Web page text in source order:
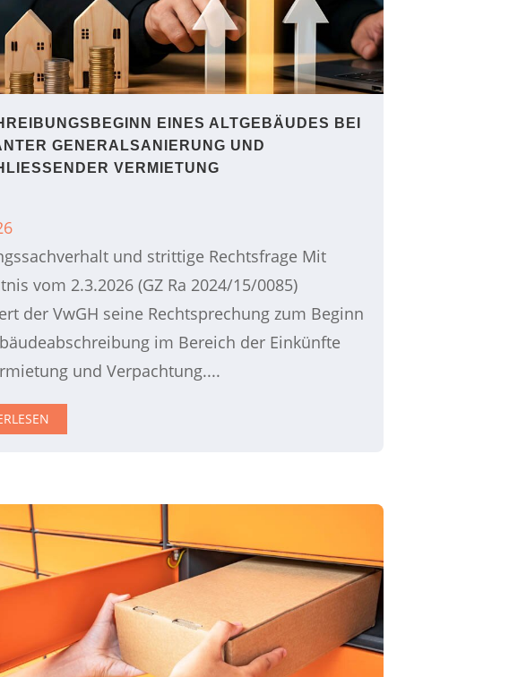
EINES ALTGEBÄUDES BEI
GENERALSANIERUNG UND
VERMIETUNG
und strittige Rechtsfrage Mit
vom 2.3.2026 (GZ Ra 2024/15/0085)
der VwGH seine Rechtsprechung zum Beginn
im Bereich der Einkünfte
und Verpachtung....